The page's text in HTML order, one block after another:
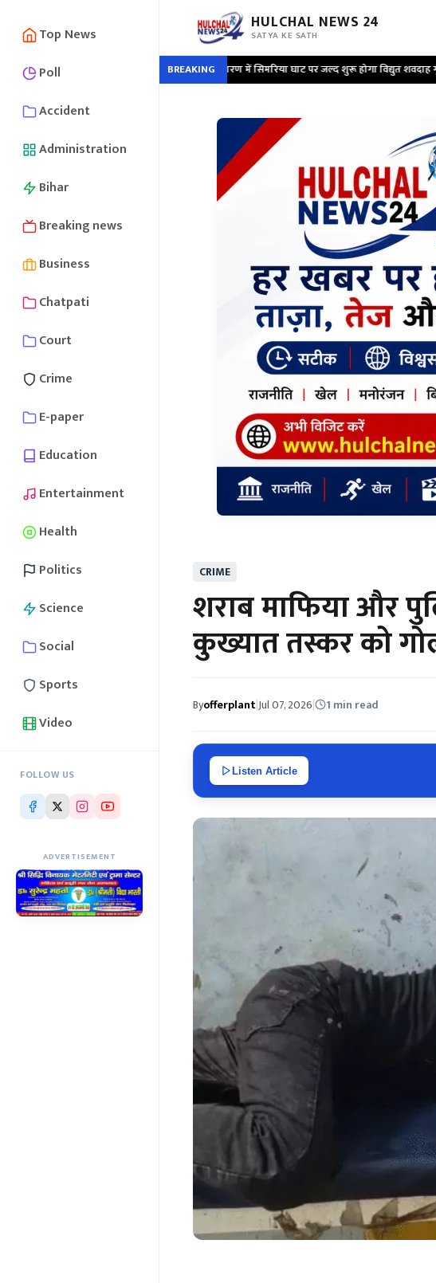
Top News
Poll
Accident
Administration
Bihar
Breaking news
Business
Chatpati
Court
Crime
E-paper
Education
Entertainment
Health
Politics
Science
Social
Sports
Video
FOLLOW US
ADVERTISEMENT
HULCHAL NEWS 24
SATYA KE SATH
BREAKING
संवेदना की लौ सारण में सिमरिया घाट पर जल्द शुरू होगा विद्युत शवदाह गृह ; शव दाह के लिए
CRIME
शराब माफिया और
कुख्यात तस्कर को
Byofferplant|Jul 07, 2026| 1 min read
Listen Article